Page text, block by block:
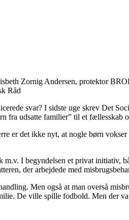
Zornig Andersen, protektor
Råd
svar? I sidste uge skrev Det
fra udsatte familier” til et fællesskab
er det ikke nyt, at nogle børn
I begyndelsen et privat initiativ,
der arbejdede med
Men også at man overså
De ville spille fodbold. Men der